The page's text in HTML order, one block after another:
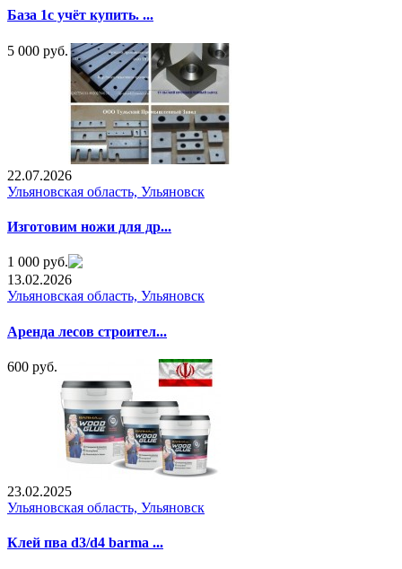
База 1с учёт купить. ...
5 000 руб.
22.07.2026
Ульяновская область, Ульяновск
Изготовим ножи для др...
1 000 руб.
13.02.2026
Ульяновская область, Ульяновск
Аренда лесов строител...
600 руб.
23.02.2025
Ульяновская область, Ульяновск
Клей пва d3/d4 barma ...